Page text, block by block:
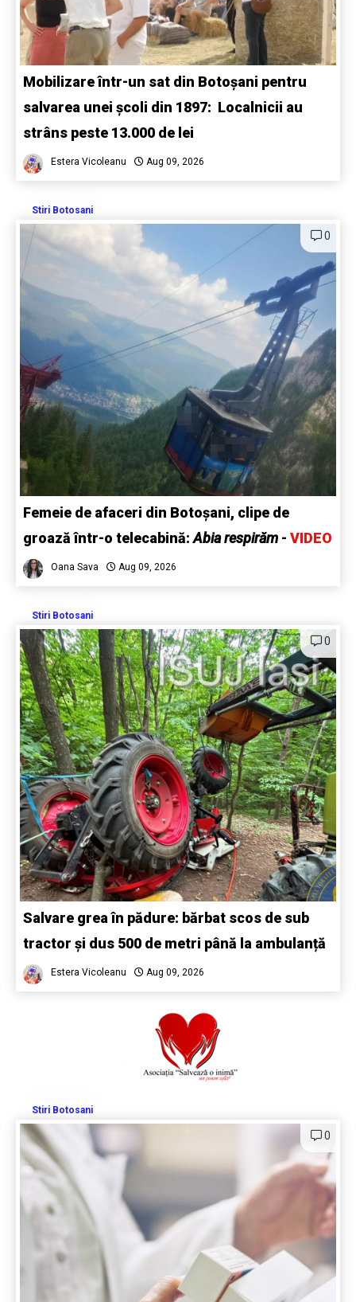
Mobilizare într-un sat din Botoșani pentru
salvarea unei școli din 1897: Localnicii au
strâns peste 13.000 de lei
Estera Vicoleanu Aug 09, 2026
Stiri Botosani
0
Femeie de afaceri din Botoșani, clipe de
groază într-o telecabină:Abia respirăm - VIDEO
Oana Sava Aug 09, 2026
Stiri Botosani
0
Salvare grea în pădure: bărbat scos de sub
tractor și dus 500 de metri până la ambulanță
Estera Vicoleanu Aug 09, 2026
Stiri Botosani
0